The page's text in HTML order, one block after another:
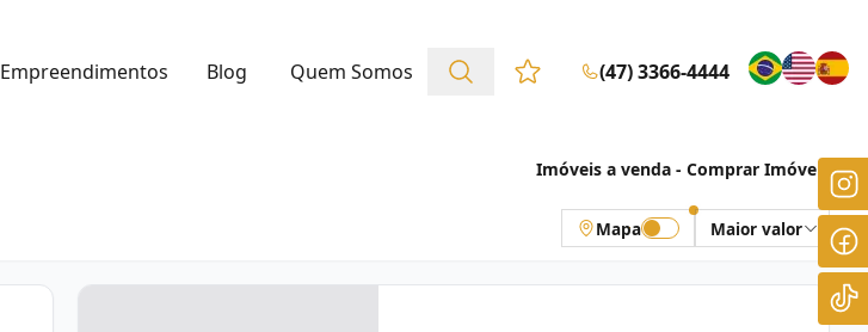
Empreendimentos Blog Quem Somos Favoritos (0 itens)
(47) 3366-4444
Imóveis a venda - Comprar Imóveis
Mapa Maior valor